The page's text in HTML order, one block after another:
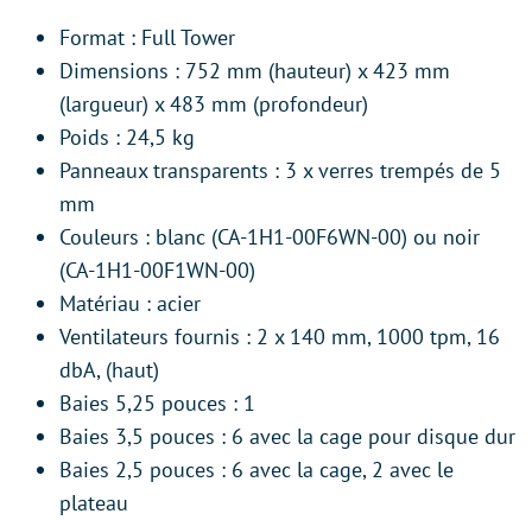
Format : Full Tower
Dimensions : 752 mm (hauteur) x 423 mm
(largueur) x 483 mm (profondeur)
Poids : 24,5 kg
Panneaux transparents : 3 x verres trempés de 5
mm
Couleurs : blanc (CA-1H1-00F6WN-00) ou noir
(CA-1H1-00F1WN-00)
Matériau : acier
Ventilateurs fournis : 2 x 140 mm, 1000 tpm, 16
dbA, (haut)
Baies 5,25 pouces : 1
Baies 3,5 pouces : 6 avec la cage pour disque dur
Baies 2,5 pouces : 6 avec la cage, 2 avec le
plateau